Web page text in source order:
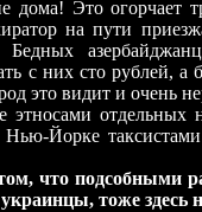
дома! Это огорчает
на пути
Бедных
с них сто рублей,
это видит и очень
отдельных
Йорке
что подсобными
тоже здесь